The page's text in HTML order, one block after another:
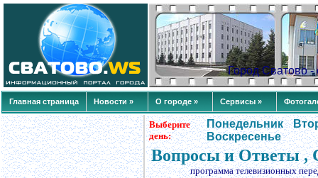
Город Сватово
Главная страница Новости » О городе » Сервисы »
Выберите
день:
Понедельник
Воскресенье
Вопросы и Ответы ,
программа телевизионных